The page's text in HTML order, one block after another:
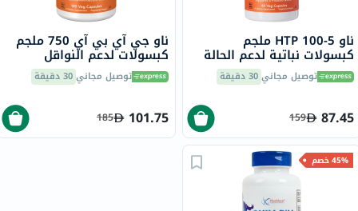
ناو 5-HTP 100 ملجم
كبسولات نباتية لدعم الحالة
المزاجية والنواقل العصبية،
حزمة من 60 كبسولةتوصيل مجاني30 دقيقة
87.45
159
ناو جي آي بي آي 750 ملجم
كبسولات لدعم النواقل
العصبية، حزمة من 100
توصيل مجاني30 دقيقة
101.75
185
45% خصم